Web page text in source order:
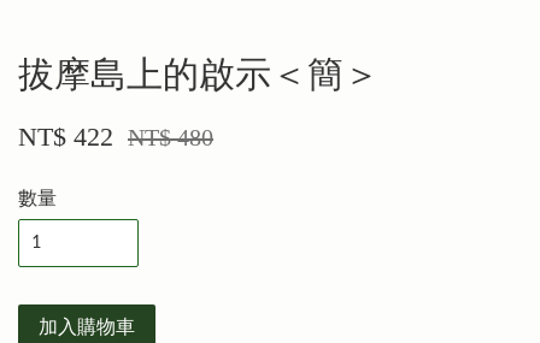
拔摩島上的啟示＜簡＞
NT$ 422 NT$ 480
數量
加入購物車